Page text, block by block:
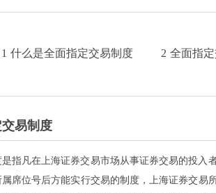
1 什么是全面指定交易制度 2 全面指
易制度
指凡在上海证券交易市场从事证券交易的投
席位号后方能实行交易的制度，上海证券交易